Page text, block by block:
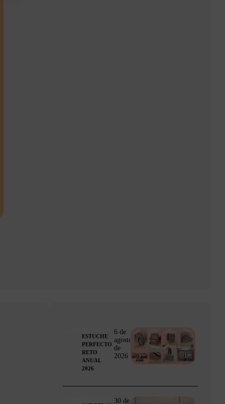
ACCESORIOS/COMPLEMENTOS
ESTUCHE
PERFECTO
RETO
ANUAL
2026
6 de
agosto
de
2026
ACCESORIOS/COMPLEMENTOS
30 de